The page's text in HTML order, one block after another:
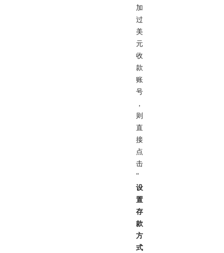
加
过
美
元
收
款
账
号
，
则
直
接
点
击
“
设
置
存
款
方
式